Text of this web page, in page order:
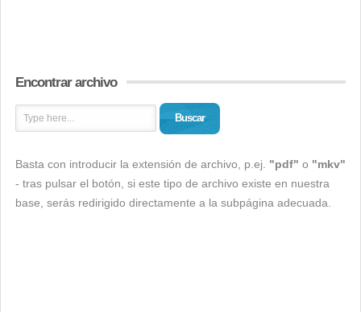
Encontrar archivo
Buscar
Basta con introducir la extensión de archivo, p.ej. "pdf" o "mkv"
- tras pulsar el botón, si este tipo de archivo existe en nuestra
base, serás redirigido directamente a la subpágina adecuada.